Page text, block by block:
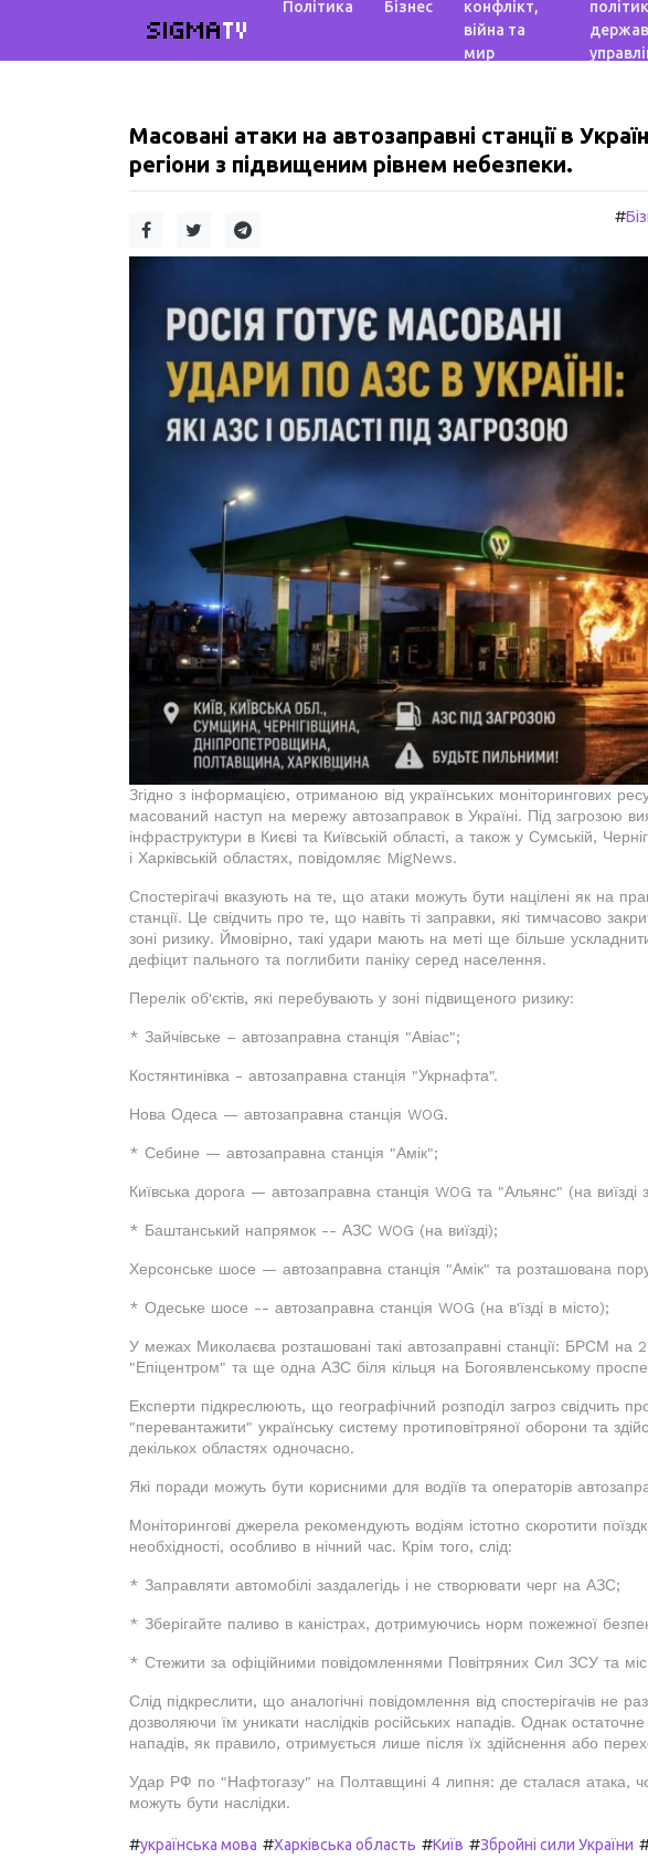
SIGMATV
Політика Бізнес
конфлікт,
війна та
мир
Масовані атаки на автозаправні станції в
регіони з підвищеним рівнем небезпеки.
#
Згідно з інформацією, отриманою від українських моніторингових
масований наступ на мережу автозаправок в Україні. Під загрозою
інфраструктури в Києві та Київській області, а також у Сумській,
і Харківській областях, повідомляє MigNews.
Спостерігачі вказують на те, що атаки можуть бути націлені як на
станції. Це свідчить про те, що навіть ті заправки, які тимчасово
зоні ризику. Ймовірно, такі удари мають на меті ще більше
дефіцит пального та поглибити паніку серед населення.
Перелік об'єктів, які перебувають у зоні підвищеного ризику:
* Зайчівське – автозаправна станція "Авіас";
Костянтинівка - автозаправна станція "Укрнафта".
Нова Одеса — автозаправна станція WOG.
* Себине — автозаправна станція "Амік";
Київська дорога — автозаправна станція WOG та "Альянс" (на виїзді
* Баштанський напрямок -- АЗС WOG (на виїзді);
Херсонське шосе — автозаправна станція "Амік" та розташована
* Одеське шосе -- автозаправна станція WOG (на в'їзді в місто);
У межах Миколаєва розташовані такі автозаправні станції: БРСМ на
"Епіцентром" та ще одна АЗС біля кільця на Богоявленському
Експерти підкреслюють, що географічний розподіл загроз свідчить
"перевантажити" українську систему протиповітряної оборони та
декількох областях одночасно.
Які поради можуть бути корисними для водіїв та операторів
Моніторингові джерела рекомендують водіям істотно скоротити
необхідності, особливо в нічний час. Крім того, слід:
* Заправляти автомобілі заздалегідь і не створювати черг на АЗС;
* Зберігайте паливо в каністрах, дотримуючись норм пожежної
* Стежити за офіційними повідомленнями Повітряних Сил ЗСУ та
Слід підкреслити, що аналогічні повідомлення від спостерігачів не
дозволяючи їм уникати наслідків російських нападів. Однак
нападів, як правило, отримується лише після їх здійснення або
Удар РФ по "Нафтогазу" на Полтавщині 4 липня: де сталася атака,
можуть бути наслідки.
#українська мова #Харківська область #Київ #Збройні сили України